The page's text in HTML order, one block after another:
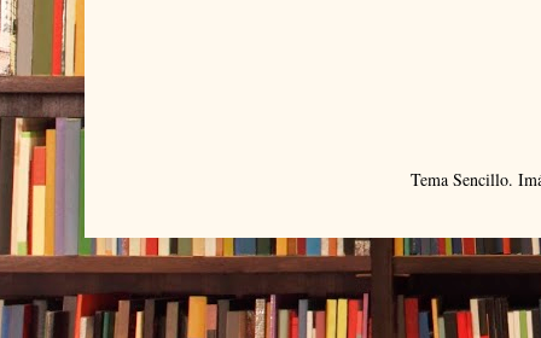
Tema Sencillo.